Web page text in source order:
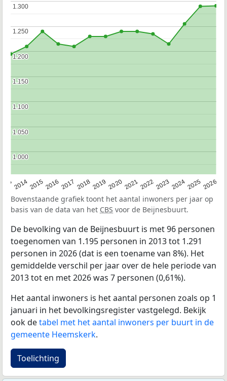
2014201520162017 20182019 2020202120222023202420252026
1.000
1.000
1.050
1.050
1.100
1.100
1.150
1.150
1.200
1.200
1.250
1.250
1.300
1.300
Bovenstaande grafiek toont het aantal inwoners per jaar op
basis van de data van het CBS voor de Beijnesbuurt.
De bevolking van de Beijnesbuurt is met 96 personen
toegenomen van 1.195 personen in 2013 tot 1.291
personen in 2026 (dat is een toename van 8%). Het
gemiddelde verschil per jaar over de hele periode van
2013 tot en met 2026 was 7 personen (0,61%).
Het aantal inwoners is het aantal personen zoals op 1
januari in het bevolkingsregister vastgelegd. Bekijk
ook detabel met het aantal inwoners per buurt in de
gemeente Heemskerk.
Toelichting